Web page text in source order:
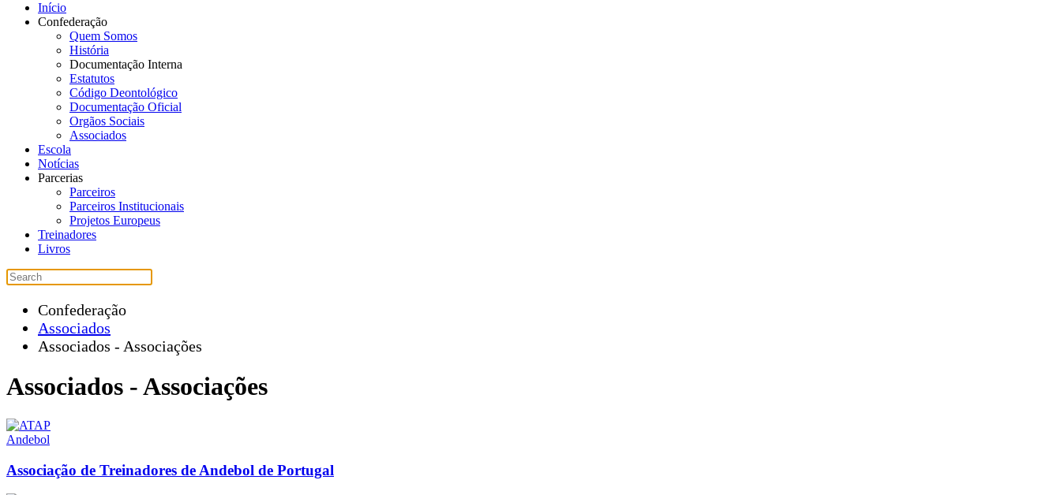
Início
Confederação
Quem Somos
História
Documentação Interna
Estatutos
Código Deontológico
Documentação Oficial
Orgãos Sociais
Associados
Escola
Notícias
Parcerias
Parceiros
Parceiros Institucionais
Projetos Europeus
Treinadores
Livros
Confederação
Associados
Associados - Associações
Associados - Associações
Andebol
Associação de Treinadores de Andebol de Portugal